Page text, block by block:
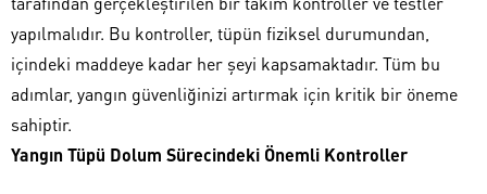
yapılmalıdır. Bu kontroller, tüpün fiziksel durumundan,
içindeki maddeye kadar her şeyi kapsamaktadır. Tüm bu
adımlar, yangın güvenliğinizi artırmak için kritik bir öneme
sahiptir.
Yangın Tüpü Dolum Sürecindeki Önemli Kontroller